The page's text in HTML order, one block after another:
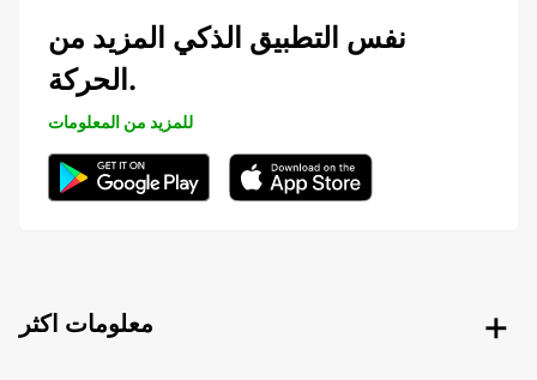
نفس التطبيق الذكي المزيد من
الحركة.
للمزيد من المعلومات
معلومات اكثر